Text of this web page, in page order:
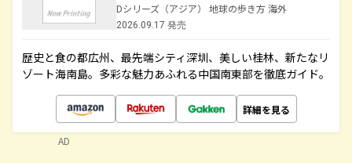
Dシリーズ（アジア） 地球の歩き方 海外
2026.09.17 発売
歴史と食の都広州、最先端シティ深圳、美しい桂林、新たなリ
ゾート海南島。多彩な魅力あふれる中国南東部を徹底ガイド。
詳細を見る
AD